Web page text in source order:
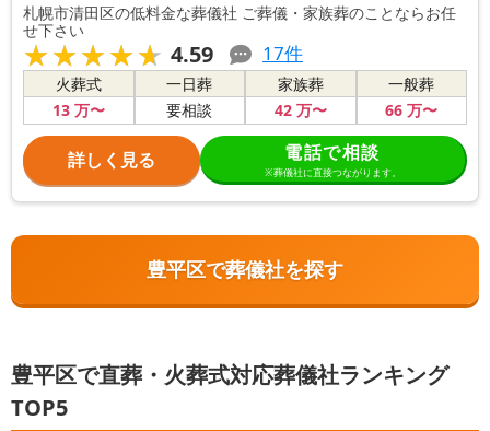
札幌市清田区の低料金な葬儀社 ご葬儀・家族葬のことならお任
せ下さい
★★★★★
★★★★★ 4.59 17件
火葬式
13万〜
一日葬
要相談
家族葬
42万〜
一般葬
66 万〜
詳しく見る 電話で相談
※葬儀社に直接つながります。
豊平区で葬儀社を探す
豊平区で直葬・火葬式対応葬儀社ランキング
TOP5